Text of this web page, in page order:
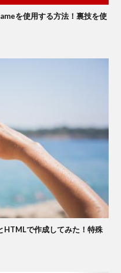
を使用する方法！裏技を使
HTMLで作成してみた！特殊